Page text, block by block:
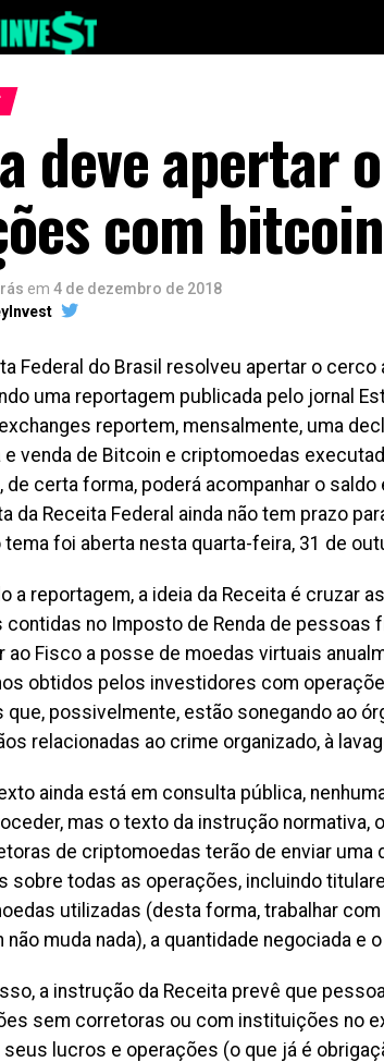
deve apertar
com
em 4 de dezembro de 2018
Federal do Brasil resolveu apertar o
uma reportagem publicada pelo jornal
reportem, mensalmente, uma
e venda de Bitcoin e criptomoedas
de certa forma, poderá acompanhar o
da Receita Federal ainda não tem prazo
tema foi aberta nesta quarta-feira, 31 de
a reportagem, a ideia da Receita é cruzar
contidas no Imposto de Renda de
ao Fisco a posse de moedas virtuais
obtidos pelos investidores com
que, possivelmente, estão sonegando ao
relacionadas ao crime organizado, à
ainda está em consulta pública,
mas o texto da instrução normativa,
de criptomoedas terão de enviar
sobre todas as operações, incluindo
utilizadas (desta forma, trabalhar
não muda nada), a quantidade negociada e
a instrução da Receita prevê que
sem corretoras ou com instituições no
seus lucros e operações (o que já é